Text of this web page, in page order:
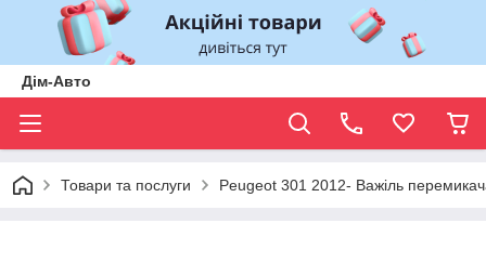
Дім-Авто
Товари та послуги Peugeot 301 2012- Важіль